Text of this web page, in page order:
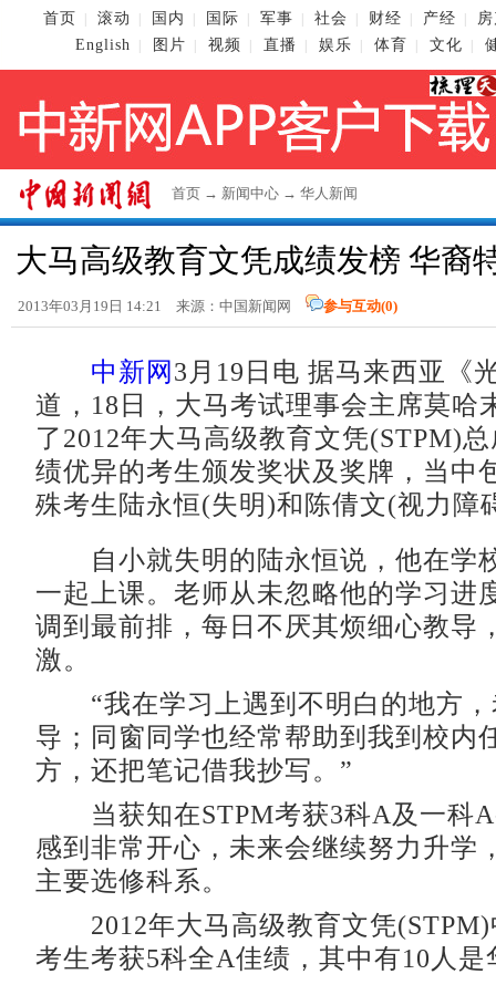
首页 滚动 国内 国际 军事 社会 财经 产经
English
图片 视频 直播 娱乐 体育 文化
首页 → 新闻中心 → 华人新闻
大马高级教育文凭成绩发榜 华裔
2013年03月19日 14:21 来源： 中国新闻网 参与互动(0)
中新网 3月19日电 据马来西亚《
道，18日，大马考试理事会主席莫哈
了2012年大马高级教育文凭(STPM)
绩优异的考生颁发奖状及奖牌，当中
殊考生陆永恒(失明)和陈倩文(视力障
自小就失明的陆永恒说，他在学
一起上课。老师从未忽略他的学习进
调到最前排，每日不厌其烦细心教导
激。
“我在学习上遇到不明白的地方，
导；同窗同学也经常帮助到我到校内
方，还把笔记借我抄写。”
当获知在STPM考获3科A及一科
感到非常开心，未来会继续努力升学
主要选修科系。
2012年大马高级教育文凭(STPM)
考生考获5科全A佳绩，其中有10人是